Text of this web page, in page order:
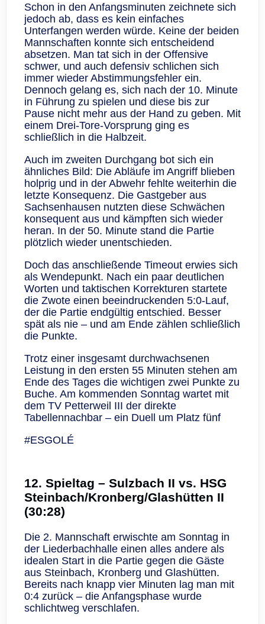
Schon in den Anfangsminuten zeichnete sich
jedoch ab, dass es kein einfaches
Unterfangen werden würde. Keine der beiden
Mannschaften konnte sich entscheidend
absetzen. Man tat sich in der Offensive
schwer, und auch defensiv schlichen sich
immer wieder Abstimmungsfehler ein.
Dennoch gelang es, sich nach der 10. Minute
in Führung zu spielen und diese bis zur
Pause nicht mehr aus der Hand zu geben. Mit
einem Drei-Tore-Vorsprung ging es
schließlich in die Halbzeit.
Auch im zweiten Durchgang bot sich ein
ähnliches Bild: Die Abläufe im Angriff blieben
holprig und in der Abwehr fehlte weiterhin die
letzte Konsequenz. Die Gastgeber aus
Sachsenhausen nutzten diese Schwächen
konsequent aus und kämpften sich wieder
heran. In der 50. Minute stand die Partie
plötzlich wieder unentschieden.
Doch das anschließende Timeout erwies sich
als Wendepunkt. Nach ein paar deutlichen
Worten und taktischen Korrekturen startete
die Zwote einen beeindruckenden 5:0‑Lauf,
der die Partie endgültig entschied. Besser
spät als nie – und am Ende zählen schließlich
die Punkte.
Trotz einer insgesamt durchwachsenen
Leistung in den ersten 55 Minuten stehen am
Ende des Tages die wichtigen zwei Punkte zu
Buche. Am kommenden Sonntag wartet mit
dem TV Petterweil III der direkte
Tabellennachbar – ein Duell um Platz fünf
#ESGOLÉ
12. Spieltag – Sulzbach II vs. HSG
Steinbach/Kronberg/Glashütten II
(30:28)
Die 2. Mannschaft erwischte am Sonntag in
der Liederbachhalle einen alles andere als
idealen Start in die Partie gegen die Gäste
aus Steinbach, Kronberg und Glashütten.
Bereits nach knapp vier Minuten lag man mit
0:4 zurück – die Anfangsphase wurde
schlichtweg verschlafen.